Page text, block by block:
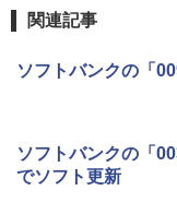
関連記事
ソフトバンクの「
ソフトバンクの「
でソフト更新